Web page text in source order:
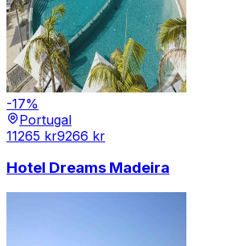
-17%
Portugal
11265 kr9266 kr
Hotel Dreams Madeira